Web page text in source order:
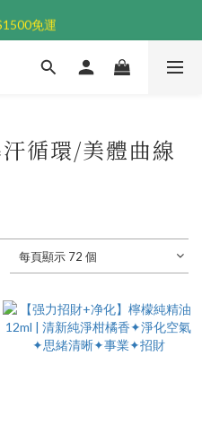
每筆享5%回饋💰
免運
每筆享5%回饋💰
循環/美體曲線
每頁顯示 72 個